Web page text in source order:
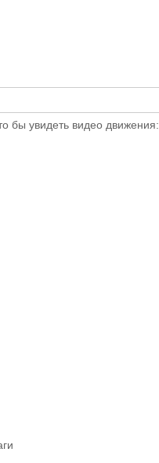
бы увидеть видео движения: